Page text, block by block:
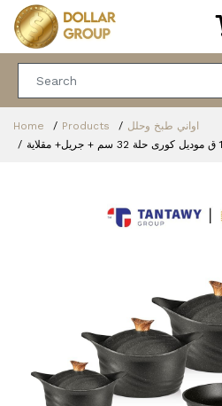
Home Products
اواني طبخ وحلل